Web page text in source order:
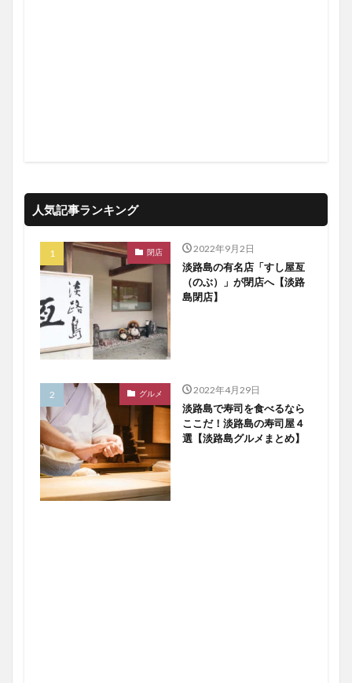
人気記事ランキング
閉店 2022年9月2日
淡路島の有名店「すし屋亙
（のぶ）」が閉店へ【淡路
島閉店】
グルメ 2022年4月29日
淡路島で寿司を食べるなら
ここだ！淡路島の寿司屋４
選【淡路島グルメまとめ】